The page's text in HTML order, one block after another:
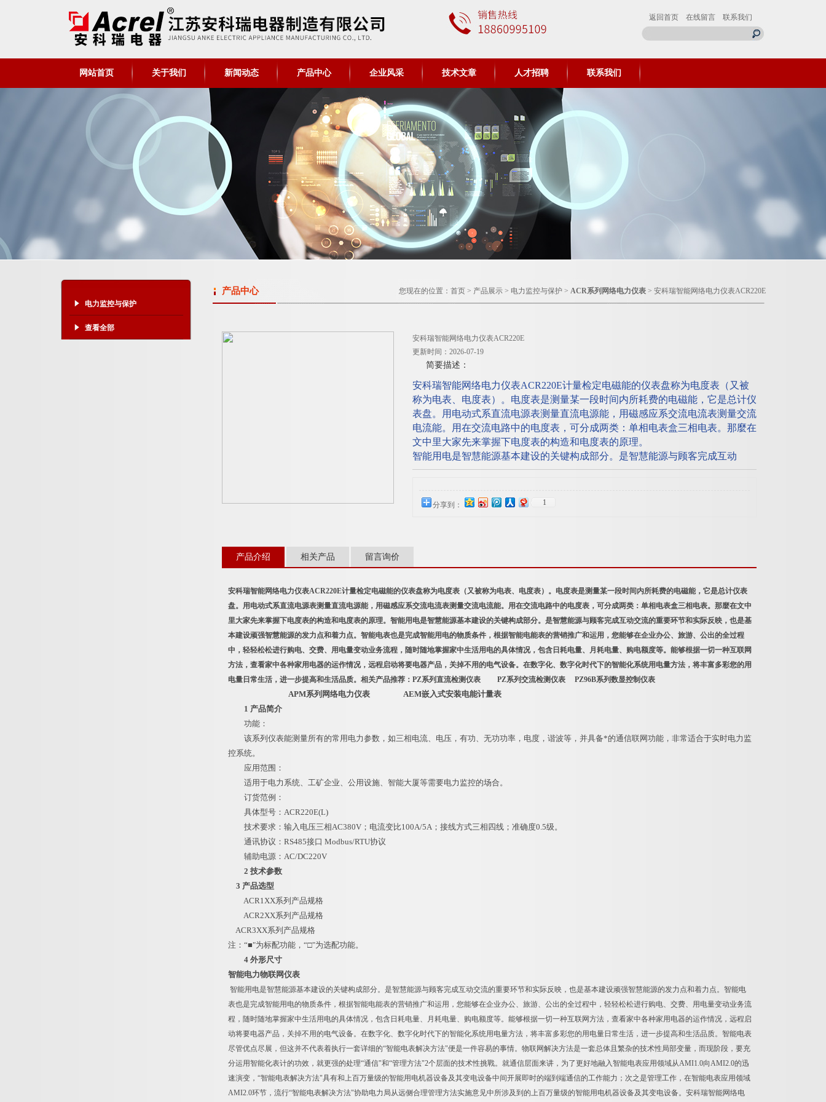
返回首页 在线留言 联系我们
网站首页 关于我们 新闻动态 产品中心 企业风采 技术文章 人才招聘 联系我们
电力监控与保护
查看全部
产品中心 您现在的位置： 首页 > 产品展示 > 电力监控与保护 > ACR系列网络电力仪表 > 安科瑞智能网络电力仪表ACR220E
安科瑞智能网络电力仪表ACR220E
更新时间：2026-07-19
简要描述：
安科瑞智能网络电力仪表ACR220E计量检定电磁能的仪表盘称为电度表（又被
称为电表、电度表）。电度表是测量某一段时间内所耗费的电磁能，它是总计仪
表盘。用电动式系直流电源表测量直流电源能，用磁感应系交流电流表测量交流
电流能。用在交流电路中的电度表，可分成两类：单相电表盒三相电表。那麼在
文中里大家先来掌握下电度表的构造和电度表的原理。
智能用电是智慧能源基本建设的关键构成部分。是智慧能源与顾客完成互动
分享到： 1
产品介绍 相关产品 留言询价
安科瑞智能网络电力仪表ACR220E计量检定电磁能的仪表盘称为电度表（又被称为电表、电度表）。电度表是测量某一段时间内所耗费的电磁能，它是总计仪表
盘。用电动式系直流电源表测量直流电源能，用磁感应系交流电流表测量交流电流能。用在交流电路中的电度表，可分成两类：单相电表盒三相电表。那麼在文中
里大家先来掌握下电度表的构造和电度表的原理。智能用电是智慧能源基本建设的关键构成部分。是智慧能源与顾客完成互动交流的重要环节和实际反映，也是基
本建设顽强智慧能源的发力点和着力点。智能电表也是完成智能用电的物质条件，根据智能电能表的营销推广和运用，您能够在企业办公、旅游、公出的全过程
中，轻轻松松进行购电、交费、用电量变动业务流程，随时随地掌握家中生活用电的具体情况，包含日耗电量、月耗电量、购电额度等。能够根据一切一种互联网
方法，查看家中各种家用电器的运作情况，远程启动将要电器产品，关掉不用的电气设备。在数字化、数字化时代下的智能化系统用电量方法，将丰富多彩您的用
电量日常生活，进一步提高和生活品质。相关产品推荐： PZ系列直流检测仪表 PZ系列交流检测仪表 PZ96B系列数显控制仪表
APM系列网络电力仪表 AEM嵌入式安装电能计量表
1 产品简介
功能：
该系列仪表能测量所有的常用电力参数，如三相电流、电压，有功、无功功率，电度，谐波等，并具备*的通信联网功能，非常适合于实时电力监
控系统。
应用范围：
适用于电力系统、工矿企业、公用设施、智能大厦等需要电力监控的场合。
订货范例：
具体型号：ACR220E(L)
技术要求：输入电压三相AC380V；电流变比100A/5A；接线方式三相四线；准确度0.5级。
通讯协议：RS485接口 Modbus/RTU协议
辅助电源：AC/DC220V
2 技术参数
3 产品选型
ACR1XX系列产品规格
ACR2XX系列产品规格
ACR3XX系列产品规格
注：“■"为标配功能，“□"为选配功能。
4 外形尺寸
智能电力物联网仪表
智能用电是智慧能源基本建设的关键构成部分。是智慧能源与顾客完成互动交流的重要环节和实际反映，也是基本建设顽强智慧能源的发力点和着力点。智能电
表也是完成智能用电的物质条件，根据智能电能表的营销推广和运用，您能够在企业办公、旅游、公出的全过程中，轻轻松松进行购电、交费、用电量变动业务流
程，随时随地掌握家中生活用电的具体情况，包含日耗电量、月耗电量、购电额度等。能够根据一切一种互联网方法，查看家中各种家用电器的运作情况，远程启
动将要电器产品，关掉不用的电气设备。在数字化、数字化时代下的智能化系统用电量方法，将丰富多彩您的用电量日常生活，进一步提高和生活品质。智能电表
尽管优点尽展，但这并不代表着执行一套详细的“智能电表解决方法"便是一件容易的事情。物联网解决方法是一套总体且繁杂的技术性局部变量，而现阶段，要充
分运用智能化表计的功效，就更强的处理“通信"和“管理方法"2个层面的技术性挑戰。就通信层面来讲，为了更好地融入智能电表应用领域从AMI1.0向AMI2.0的迅
速演变，“智能电表解决方法"具有和上百万量级的智能用电机器设备及其变电设备中间开展即时的端到端通信的工作能力；次之是管理工作，在智能电表应用领域
AMI2.0环节，流行“智能电表解决方法"协助电力局从远侧合理管理方法实施意见中所涉及到的上百万量级的智能用电机器设备及其变电设备。安科瑞智能网络电